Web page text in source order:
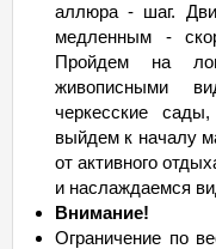
аллюра - шаг.
медленным -
Пройдем на
живописными
черкесские
выйдем к началу
от активного
и наслаждаемся
Внимание!
Ограничение по